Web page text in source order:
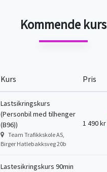
Kommende kurs
Kurs Pris
Lastsikringskurs
(Personbil med tilhenger
(B96))
Team Trafikkskole AS,
Birger Hatlebakksveg 20b
1 490 kr
Lastesikringskurs 90min